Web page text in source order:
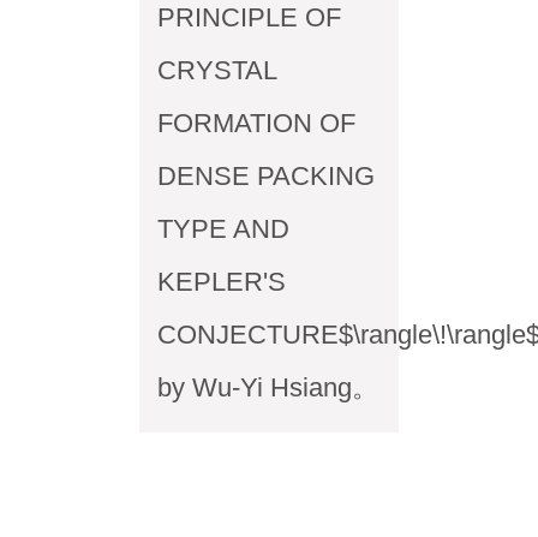
PRINCIPLE OF
CRYSTAL
FORMATION OF
DENSE PACKING
TYPE AND
KEPLER'S
by Wu-Yi Hsiang。